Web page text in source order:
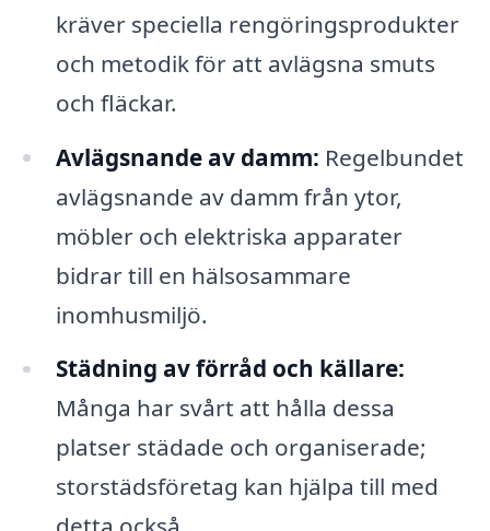
kräver speciella rengöringsprodukter
och metodik för att avlägsna smuts
och fläckar.
Avlägsnande av damm: Regelbundet
avlägsnande av damm från ytor,
möbler och elektriska apparater
bidrar till en hälsosammare
inomhusmiljö.
Städning av förråd och källare:
Många har svårt att hålla dessa
platser städade och organiserade;
storstädsföretag kan hjälpa till med